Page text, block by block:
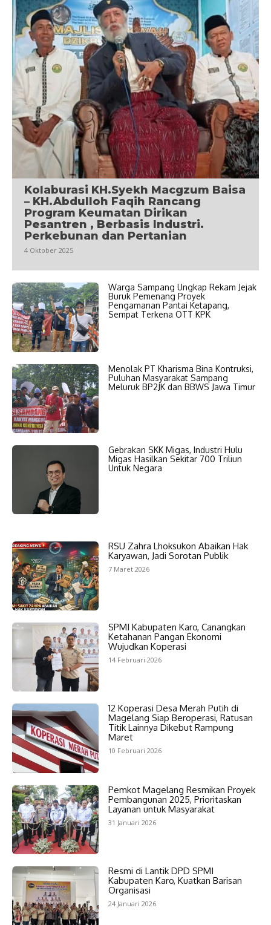
Kolaburasi KH.Syekh Macgzum Baisa
– KH.Abdulloh Faqih Rancang
Program Keumatan Dirikan
Pesantren , Berbasis Industri.
Perkebunan dan Pertanian
4 Oktober 2025
Warga Sampang Ungkap Rekam Jejak
Buruk Pemenang Proyek
Pengamanan Pantai Ketapang,
Sempat Terkena OTT KPK
Menolak PT Kharisma Bina Kontruksi,
Puluhan Masyarakat Sampang
Meluruk BP2JK dan BBWS Jawa Timur
Gebrakan SKK Migas, Industri Hulu
Migas Hasilkan Sekitar 700 Triliun
Untuk Negara
RSU Zahra Lhoksukon Abaikan Hak
Karyawan, Jadi Sorotan Publik
7 Maret 2026
SPMI Kabupaten Karo, Canangkan
Ketahanan Pangan Ekonomi
Wujudkan Koperasi
14 Februari 2026
12 Koperasi Desa Merah Putih di
Magelang Siap Beroperasi, Ratusan
Titik Lainnya Dikebut Rampung
Maret
10 Februari 2026
Pemkot Magelang Resmikan Proyek
Pembangunan 2025, Prioritaskan
Layanan untuk Masyarakat
31 Januari 2026
Resmi di Lantik DPD SPMI
Kabupaten Karo, Kuatkan Barisan
Organisasi
24 Januari 2026